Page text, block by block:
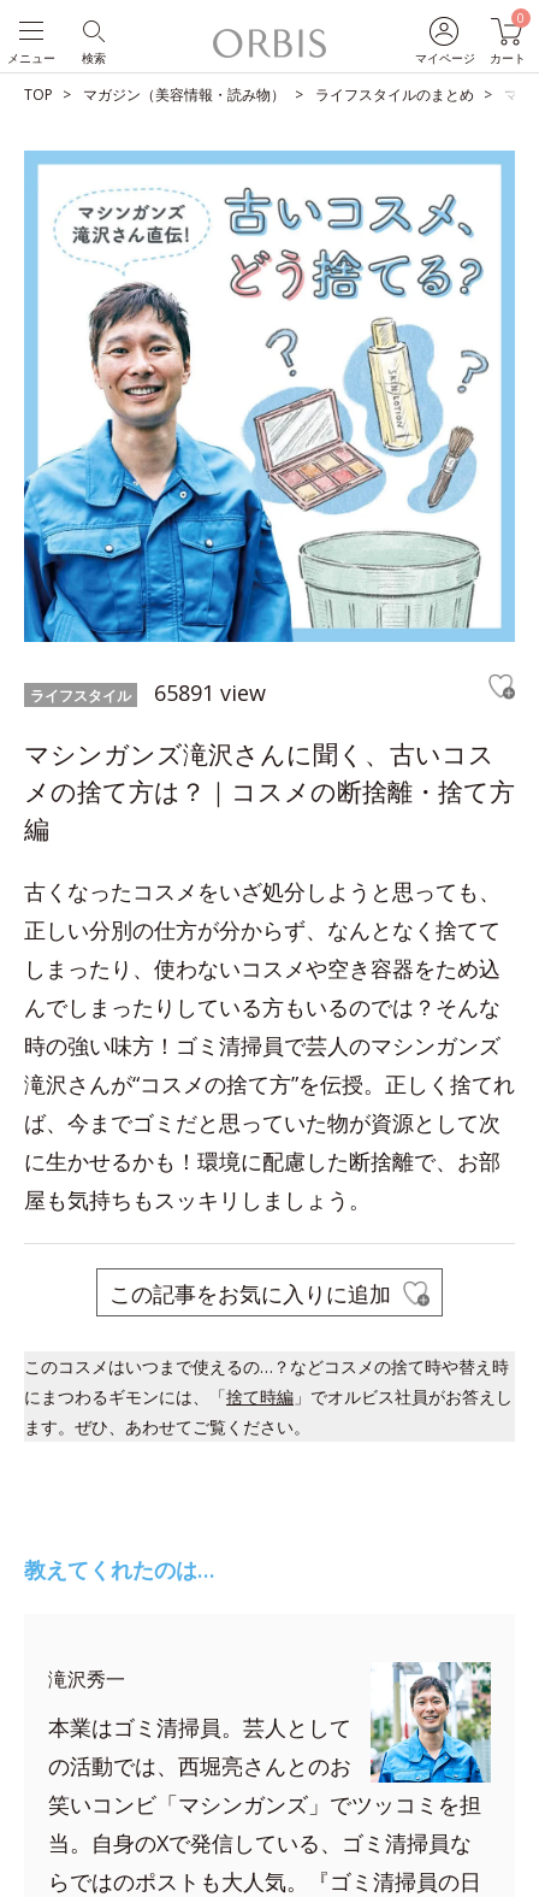
マイページ
0
カート
検索
メニュー
TOP マガジン（美容情報・読み物） ライフスタイルのまとめ マシ
ライフスタイル 65891 view
マシンガンズ滝沢さんに聞く、古いコス
メの捨て方は？｜コスメの断捨離・捨て方
編
古くなったコスメをいざ処分しようと思っても、
正しい分別の仕方が分からず、なんとなく捨てて
しまったり、使わないコスメや空き容器をため込
んでしまったりしている方もいるのでは？そんな
時の強い味方！ゴミ清掃員で芸人のマシンガンズ
滝沢さんが“コスメの捨て方”を伝授。正しく捨てれ
ば、今までゴミだと思っていた物が資源として次
に生かせるかも！環境に配慮した断捨離で、お部
屋も気持ちもスッキリしましょう。
この記事をお気に入りに追加
このコスメはいつまで使えるの…？などコスメの捨て時や替え時
にまつわるギモンには、「捨て時編 」でオルビス社員がお答えし
ます。ぜひ、あわせてご覧ください。
教えてくれたのは…
滝沢秀一
本業はゴミ清掃員。芸人として
の活動では、西堀亮さんとのお
笑いコンビ「マシンガンズ」でツッコミを担
当。自身のXで発信している、ゴミ清掃員な
らではのポストも大人気。『ゴミ清掃員の日